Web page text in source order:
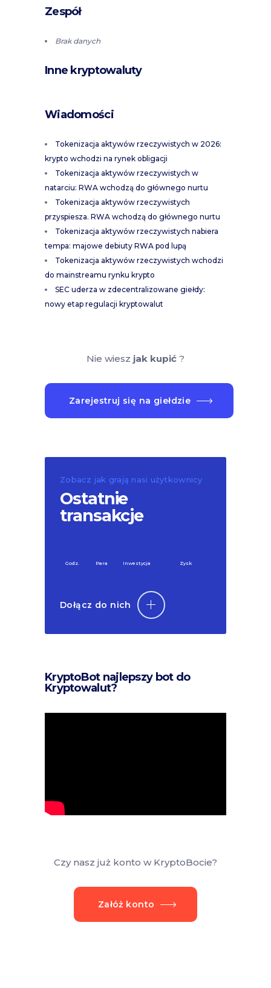
Zespół
Brak danych
Inne kryptowaluty
Wiadomości
Tokenizacja aktywów rzeczywistych w 2026:
krypto wchodzi na rynek obligacji
Tokenizacja aktywów rzeczywistych w
natarciu: RWA wchodzą do głównego nurtu
Tokenizacja aktywów rzeczywistych
przyspiesza. RWA wchodzą do głównego nurtu
Tokenizacja aktywów rzeczywistych nabiera
tempa: majowe debiuty RWA pod lupą
Tokenizacja aktywów rzeczywistych wchodzi
do mainstreamu rynku krypto
SEC uderza w zdecentralizowane giełdy:
nowy etap regulacji kryptowalut
Nie wiesz jak kupić?
Zarejestruj się na giełdzie
Zobacz jak grają nasi użytkownicy
Ostatnie
transakcje
Godz. Para Inwestycja Zysk
Dołącz do nich
KryptoBot najlepszy bot do
Kryptowalut?
Czy nasz już konto w KryptoBocie?
Załóż konto